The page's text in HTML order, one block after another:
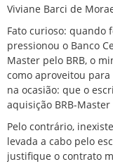
Viviane Barci de
Fato curioso: quando
pressionou o Banco
Master pelo BRB, o
como aproveitou para
na ocasião: que o
aquisição BRB-
Pelo contrário,
levada a cabo pelo
justifique o contrato